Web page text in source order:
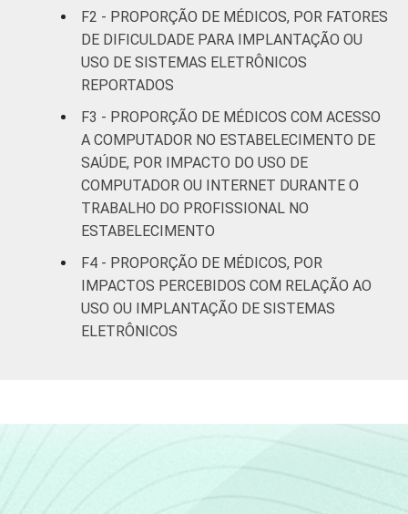
Interior 15
Base: 163.769 médicos que declararam ter
participado de algum curso ou treinamento
sobre o uso de tecnologias de informação e
comunicação aplicadas à área de saúde nos
doze meses que antecederam a pesquisa.
Dados coletados entre novembro de 2015 e
junho de 2016.
F2 - PROPORÇÃO DE MÉDICOS, POR FATORES
DE DIFICULDADE PARA IMPLANTAÇÃO OU
USO DE SISTEMAS ELETRÔNICOS
REPORTADOS
F3 - PROPORÇÃO DE MÉDICOS COM ACESSO
A COMPUTADOR NO ESTABELECIMENTO DE
SAÚDE, POR IMPACTO DO USO DE
COMPUTADOR OU INTERNET DURANTE O
TRABALHO DO PROFISSIONAL NO
ESTABELECIMENTO
F4 - PROPORÇÃO DE MÉDICOS, POR
IMPACTOS PERCEBIDOS COM RELAÇÃO AO
USO OU IMPLANTAÇÃO DE SISTEMAS
ELETRÔNICOS